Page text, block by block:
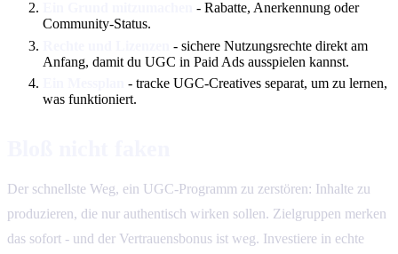
- Rabatte, Anerkennung oder
Community-Status.
- sichere Nutzungsrechte direkt am
Anfang, damit du UGC in Paid Ads ausspielen kannst.
- tracke UGC-Creatives separat, um zu lernen,
was funktioniert.
Der schnellste Weg, ein UGC-Programm zu zerstören: Inhalte zu
produzieren, die nur authentisch wirken sollen. Zielgruppen merken
das sofort - und der Vertrauensbonus ist weg. Investiere in echte